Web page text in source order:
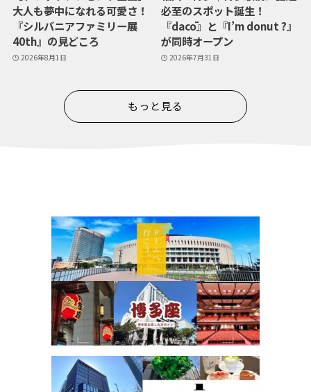
大人も夢中になれる可愛さ！
『シルバニアファミリー展
40th』の見どころ
2026年8月1日
必至のスポット誕生！
『dacō』と『I’m donut ?』
が同時オープン
2026年7月31日
もっと見る